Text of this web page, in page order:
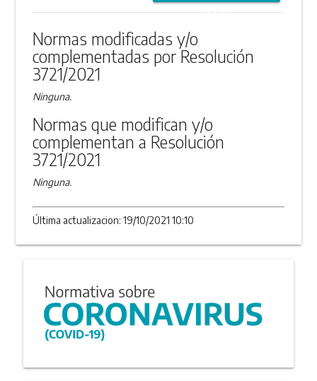
ANEXO
Normas modificadas y/o
complementadas por Resolución
3721/2021
Ninguna.
Normas que modifican y/o
complementan a Resolución
3721/2021
Ninguna.
Última actualizacion: 19/10/2021 10:10